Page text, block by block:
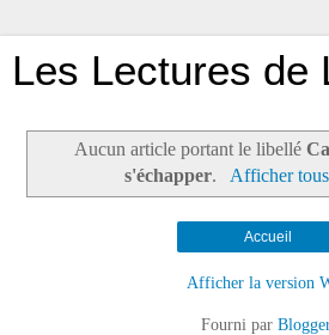
Les Lectures de
Aucun article portant le libellé
s'échapper. Afficher
Accueil
Afficher la version
Fourni par Blogger